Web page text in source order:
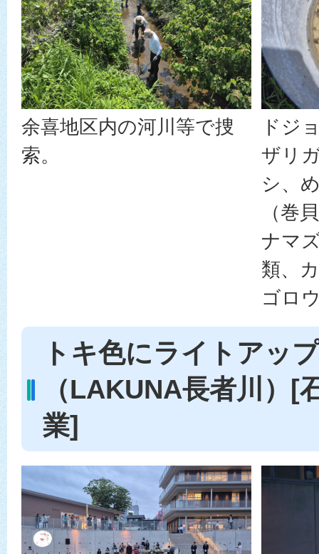
余喜地区内の河川等で捜
索。
ドジ
ザリ
シ、
（巻
ナマ
類、
ゴロ
トキ色にライトアッ
（LAKUNA長者川）[
業]